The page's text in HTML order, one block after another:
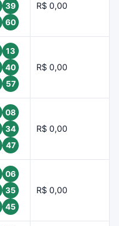
39
60
R$ 0,00
13
40
57
R$ 0,00
08
34
47
R$ 0,00
06
35
45
R$ 0,00